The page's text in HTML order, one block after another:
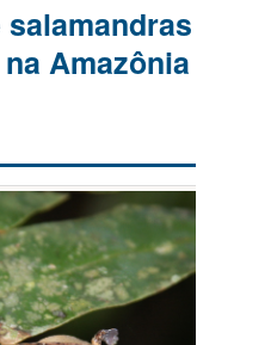
Amazônia